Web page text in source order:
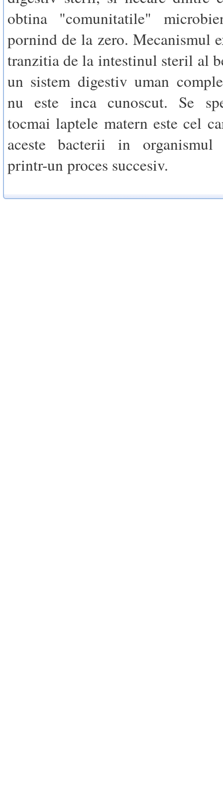
obtina "comunitatile"
pornind de la zero. Mecanismul
tranzitia de la intestinul steril al
un sistem digestiv uman
nu este inca cunoscut. Se
tocmai laptele matern este cel
aceste bacterii in organismul
printr-un proces succesiv.